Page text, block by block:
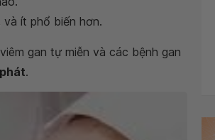
ít phổ biến hơn.
gan tự miễn và các bệnh gan
.